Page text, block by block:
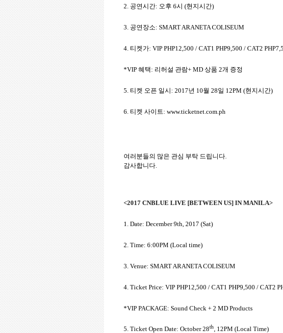
2. 공연시간: 오후 6시 (현지시간)
3. 공연장소: SMART ARANETA COLISEUM
4. 티켓가: VIP PHP12,500 / CAT1 PHP9,500 / CAT2
*VIP 혜택 : 리허설 관람+ MD 상품 2개 증정
5. 티켓 오픈 일시 : 2017년 10월 28일 12PM (현지시간)
6. 티켓 사이트: www.ticketnet.com.ph
여러분들의 많은 관심 부탁 드립니다.
감사합니다.
<2017 CNBLUE LIVE [BETWEEN US] IN MANILA>
1. Date: December 9th, 2017 (Sat)
2. Time: 6:00PM (Local time)
3. Venue: SMART ARANETA COLISEUM
4. Ticket Price: VIP PHP12,500 / CAT1 PHP9,500 / CAT2
*VIP PACKAGE: Sound Check + 2 MD Products
5. Ticket Open Date: October 28th , 12PM (Local Time)